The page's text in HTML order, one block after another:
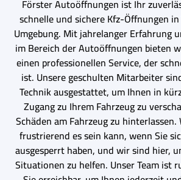
Förster Autoöffnungen ist Ihr
schnelle und sichere Kfz-Öffnungen
Umgebung. Mit jahrelanger Erfahrung
im Bereich der Autoöffnungen bieten
einen professionellen Service, der
ist. Unsere geschulten Mitarbeiter
Technik ausgestattet, um Ihnen in
Zugang zu Ihrem Fahrzeug zu
Schäden am Fahrzeug zu
frustrierend es sein kann, wenn Sie
ausgesperrt haben, und wir sind hier,
Situationen zu helfen. Unser Team ist